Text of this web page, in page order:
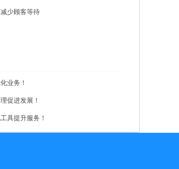
少顾客等待
业务！
促进发展！
具提升服务！